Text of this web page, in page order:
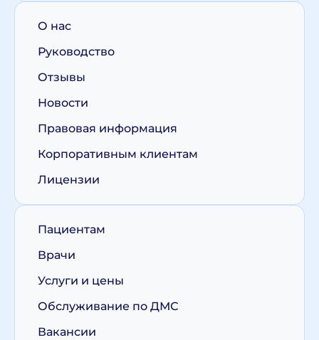
О нас
Руководство
Отзывы
Новости
Правовая информация
Корпоративным клиентам
Лицензии
Пациентам
Врачи
Услуги и цены
Обслуживание по ДМС
Вакансии